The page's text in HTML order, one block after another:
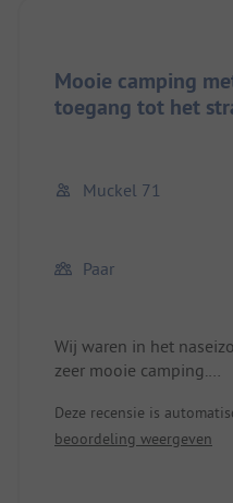
Mooie camping
toegang tot het
Muckel 71
Paar
Wij waren in het
zeer mooie camping.
maar op onze tijd was
kalm.
We hebben gekozen
Deze recensie is
beoordeling weergeven